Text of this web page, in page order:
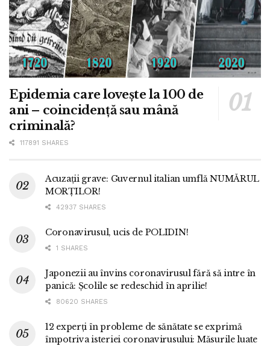
Epidemia care lovește la 100 de
ani – coincidență sau mână
criminală?
117891 SHARES
Acuzații grave: Guvernul italian umflă NUMĂRUL
MORȚILOR!
42937 SHARES
Coronavirusul, ucis de POLIDIN!
1 SHARES
Japonezii au învins coronavirusul fără să intre în
panică: Școlile se redeschid în aprilie!
80620 SHARES
12 experți în probleme de sănătate se exprimă
împotriva isteriei coronavirusului: Măsurile luate